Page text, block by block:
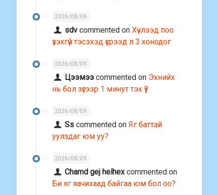
2026/08/09
sdv commented onХүчлээд поо
үзэхгүй тэсэхэд үсрээд л 3 хонодог
2026/08/09
Цээмээ commented on Эхнийх
нь бол зүгээр 1 минут тэх үү?
2026/08/09
Ss commented onЯг баттай
уулздаг юм уу?
2026/08/09
Chamd gej helhexcommented on
Би яг яачихаад байгаа юм бол оо?